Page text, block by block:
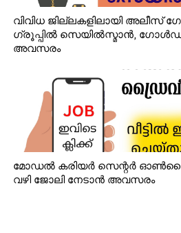
വിവിധ ജില്ലകളിലായി അലീസ്
ഗ്രൂപ്പിൽ സെയിൽസ്മാൻ,
അവസരം
മോഡൽ കരിയർ സെന്റർ
വഴി ജോലി നേടാൻ അവസരം